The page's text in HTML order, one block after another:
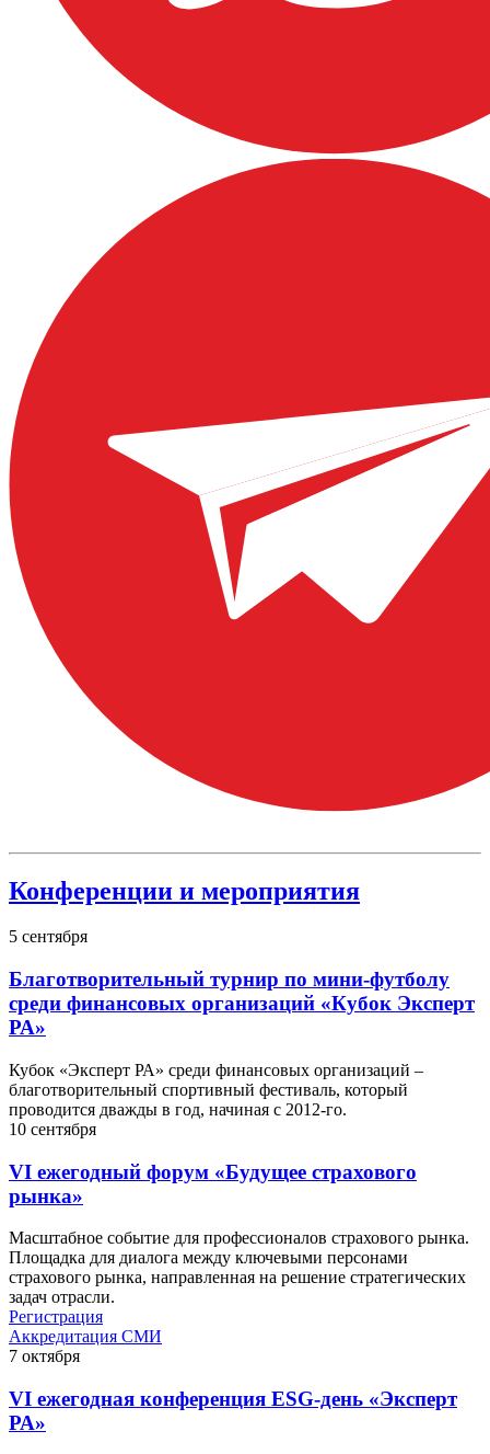
Конференции и мероприятия
5 сентября
Благотворительный турнир по мини-футболу
среди финансовых организаций «Кубок Эксперт
РА»
Кубок «Эксперт РА» среди финансовых организаций –
благотворительный спортивный фестиваль, который
проводится дважды в год, начиная с 2012-го.
10 сентября
VI ежегодный форум «Будущее страхового
рынка»
Масштабное событие для профессионалов страхового рынка.
Площадка для диалога между ключевыми персонами
страхового рынка, направленная на решение стратегических
задач отрасли.
Регистрация
Аккредитация СМИ
7 октября
VI ежегодная конференция ESG-день «Эксперт
РА»